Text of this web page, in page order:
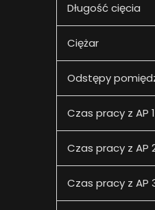
Długość cięcia
Ciężar
Odstępy
Czas pracy z AP
Czas pracy z AP
Czas pracy z AP